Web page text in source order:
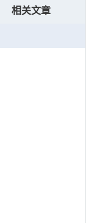
相关文章